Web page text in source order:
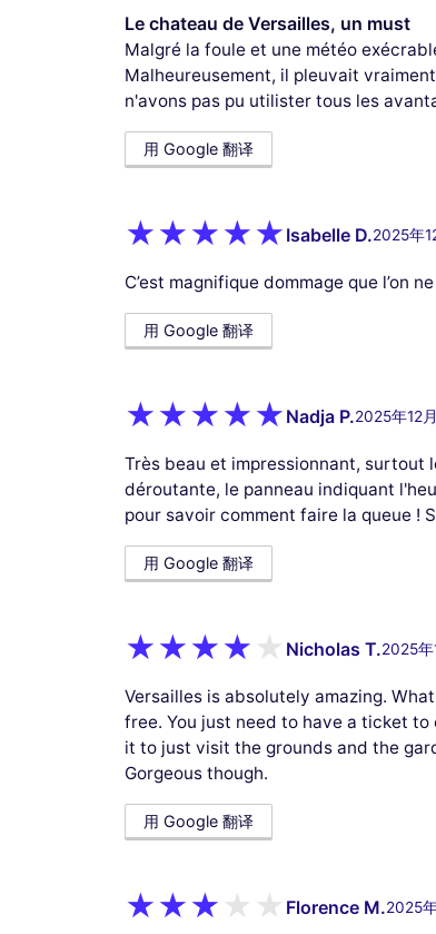
Le chateau de Versailles, un must
Malgré la foule et une météo
Malheureusement, il pleuvait
n'avons pas pu utilister tous les
用 Google 翻译
Isabelle D.2025年
C’est magnifique dommage que l’on
用 Google 翻译
Nadja P.2025年12
Très beau et impressionnant,
déroutante, le panneau indiquant
pour savoir comment faire la queue !
用 Google 翻译
Nicholas T.2025年
Versailles is absolutely amazing.
free. You just need to have a ticket
it to just visit the grounds and the
Gorgeous though.
用 Google 翻译
Florence M.2025